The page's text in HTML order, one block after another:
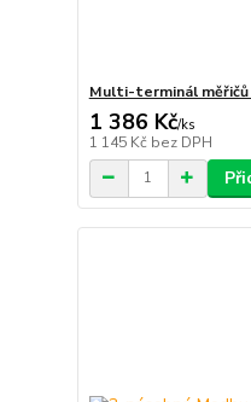
Multi-terminál měřičů
1 386 Kč/ks
1 145 Kč bez DPH